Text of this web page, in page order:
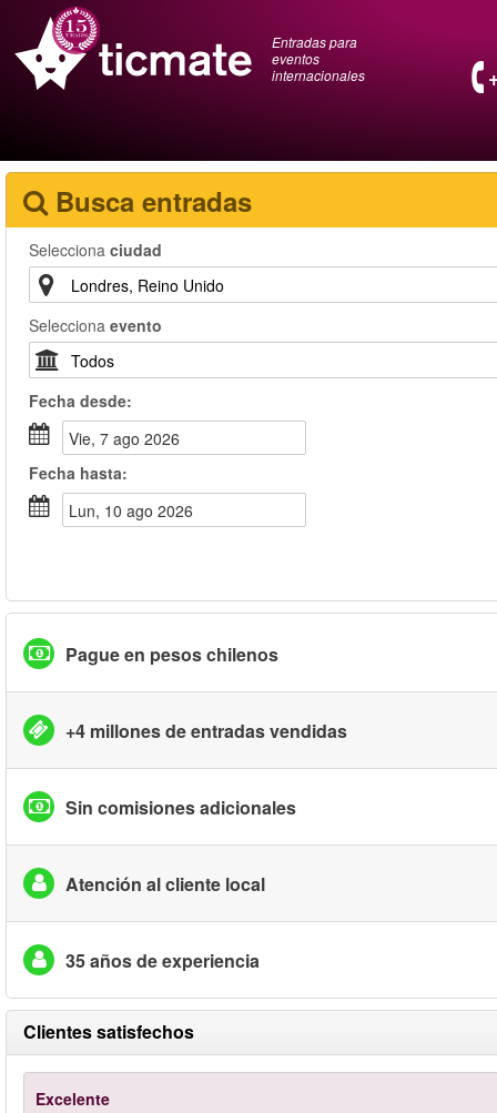
Entradas para
eventos
internacionales
Busca entradas
Selecciona ciudad
Selecciona evento
Fecha desde:
vie, 7 ago 2026
Fecha hasta:
lun, 10 ago 2026
Pague en pesos chilenos
+4 millones de entradas vendidas
Sin comisiones adicionales
Atención al cliente local
35 años de experiencia
Clientes satisfechos
Excelente